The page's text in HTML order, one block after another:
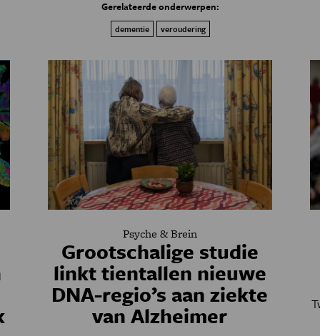
Gerelateerde onderwerpen:
dementie veroudering
Psyche & Brein
Grootschalige studie
linkt tientallen nieuwe
DNA-regio’s aan ziekte
van Alzheimer